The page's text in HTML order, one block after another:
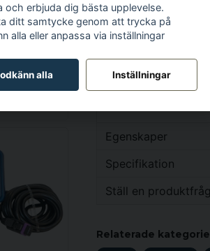
kr
Typ av
produkt:
Knappar:
Kompatibel
Mått:
Egenskaper
Vikt
Specifikation
Vikt
Ställ en
Fråga oss något
Relaterade
och erbjuda dig bästa upplevelse.
ditt samtycke genom att trycka på
alla eller anpassa via inställningar
alla Inställningar